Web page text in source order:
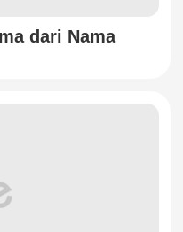
dari Nama